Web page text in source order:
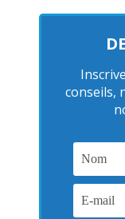
conseils,